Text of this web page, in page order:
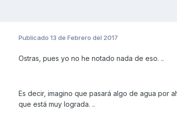
Publicado 13 de Febrero del 2017
Ostras, pues yo no he notado nada de eso. ..
Es decir, imagino que pasará algo de agua por
que está muy lograda. ..